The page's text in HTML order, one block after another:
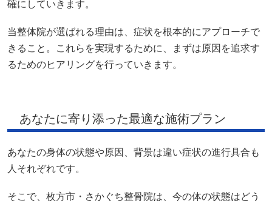
確にしていきます。
当整体院が選ばれる理由は、症状を根本的にアプローチで
きること。これらを実現するために、まずは原因を追求す
るためのヒアリングを行っていきます。
あなたに寄り添った最適な施術プラン
あなたの身体の状態や原因、背景は違い症状の進行具合も
人それぞれです。
そこで、枚方市・さかぐち整骨院は、今の体の状態はどう